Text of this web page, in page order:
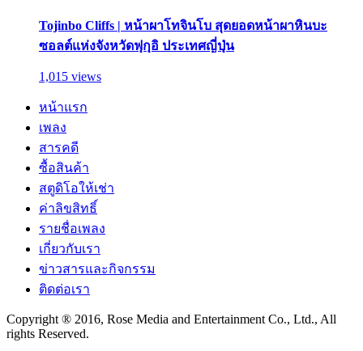
Tojinbo Cliffs | หน้าผาโทจินโบ สุดยอดหน้าผาหินบะ
ซอลต์แห่งจังหวัดฟุกุอิ ประเทศญี่ปุ่น
1,015 views
หน้าแรก
เพลง
สารคดี
ซื้อสินค้า
สตูดิโอให้เช่า
ค่าลิขสิทธิ์
รายชื่อเพลง
เกี่ยวกับเรา
ข่าวสารและกิจกรรม
ติดต่อเรา
Copyright ® 2016, Rose Media and Entertainment Co., Ltd., All
rights Reserved.